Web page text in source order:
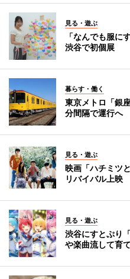
見る・遊ぶ
「なんでも服に
渋谷で初個展
暮らす・働く
東京メトロ「銀
分間隔で運行へ
見る・遊ぶ
映画「ハチミツ
リバイバル上映
見る・遊ぶ
渋谷にすとぷり
や楽曲流して育